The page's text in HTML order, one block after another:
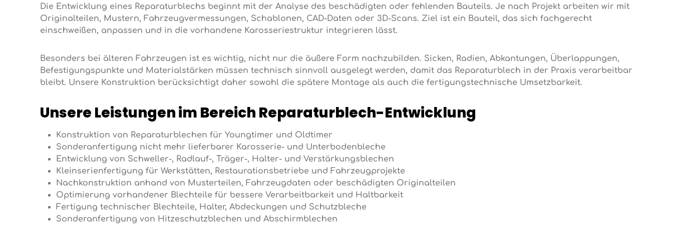
Die Entwicklung eines Reparaturblechs beginnt mit der Analyse des beschädigten oder fehlenden Bauteils. Je nach Projekt arbeiten wir mit
Originalteilen, Mustern, Fahrzeugvermessungen, Schablonen, CAD-Daten oder 3D-Scans. Ziel ist ein Bauteil, das sich fachgerecht
einschweißen, anpassen und in die vorhandene Karosseriestruktur integrieren lässt.
Besonders bei älteren Fahrzeugen ist es wichtig, nicht nur die äußere Form nachzubilden. Sicken, Radien, Abkantungen, Überlappungen,
Befestigungspunkte und Materialstärken müssen technisch sinnvoll ausgelegt werden, damit das Reparaturblech in der Praxis verarbeitbar
bleibt. Unsere Konstruktion berücksichtigt daher sowohl die spätere Montage als auch die fertigungstechnische Umsetzbarkeit.
Unsere Leistungen im Bereich Reparaturblech-Entwicklung
Konstruktion von Reparaturblechen für Youngtimer und Oldtimer
Sonderanfertigung nicht mehr lieferbarer Karosserie- und Unterbodenbleche
Entwicklung von Schweller-, Radlauf-, Träger-, Halter- und Verstärkungsblechen
Kleinserienfertigung für Werkstätten, Restaurationsbetriebe und Fahrzeugprojekte
Nachkonstruktion anhand von Musterteilen, Fahrzeugdaten oder beschädigten Originalteilen
Optimierung vorhandener Blechteile für bessere Verarbeitbarkeit und Haltbarkeit
Fertigung technischer Blechteile, Halter, Abdeckungen und Schutzbleche
Sonderanfertigung von Hitzeschutzblechen und Abschirmblechen